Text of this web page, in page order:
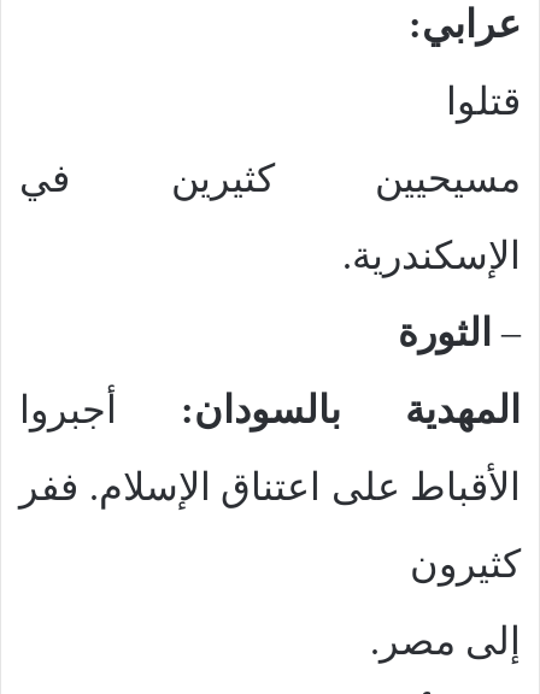
عرابي:
قتلوا
مسيحيين كثيرين في
الإسكندرية.
– الثورة
المهدية بالسودان: أجبروا
الأقباط على اعتناق الإسلام. ففر
كثيرون
إلى مصر.